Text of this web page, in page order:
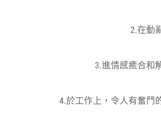
2.在動
3.進情感癒合和
4.於工作上，令人有奮鬥